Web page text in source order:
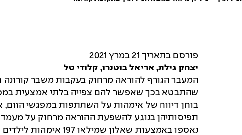
פורסם בתאריך 21 במרץ 2021
יצחק גילת, אריאל בוטנרו, קלודי טל
המעבר הגורף להוראה מרחוק בעקבות משבר קורונה
שהתבטא בכך שאפשר להם צפייה בלתי אמצעית
בוחן דיווח של אימהות על השתתפות במפגשי
תפיסותיהן בנוגע להשפעת ההוראה מרחוק על
נאספו באמצעות שאלון